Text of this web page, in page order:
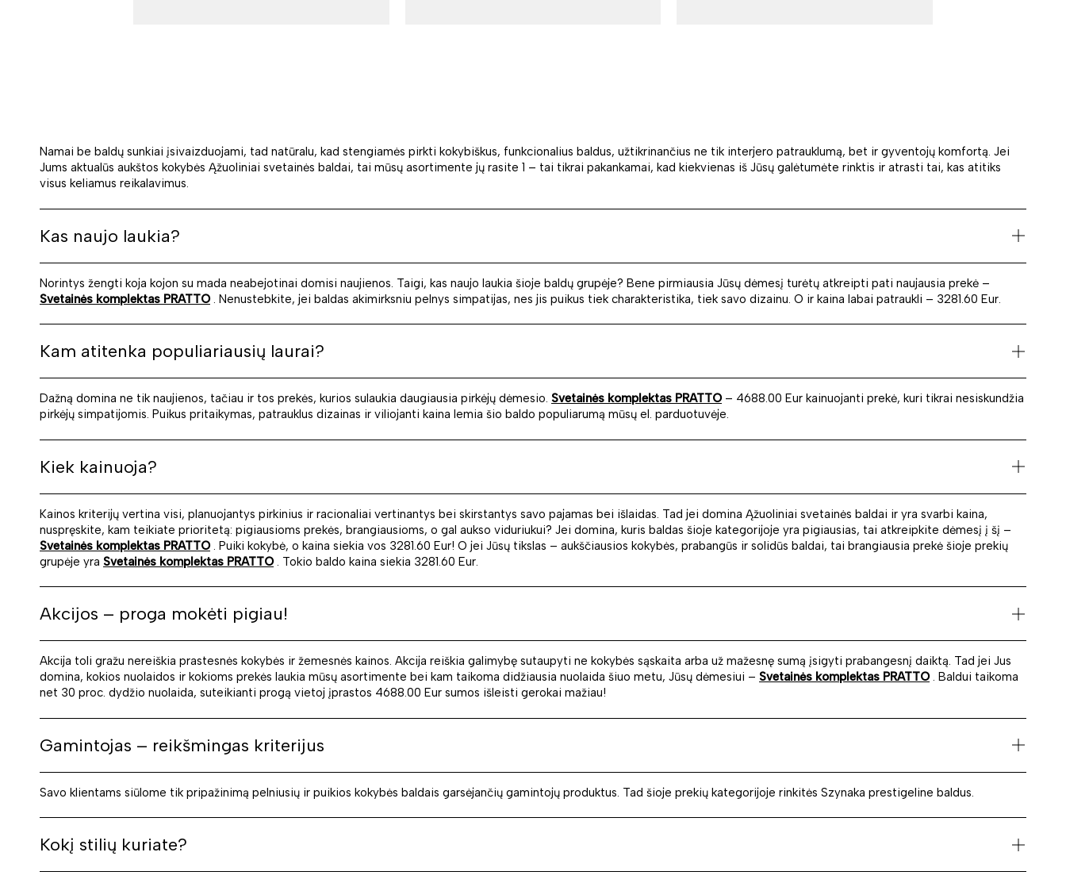
Namai be baldų sunkiai įsivaizduojami, tad natūralu, kad stengiamės pirkti kokybiškus, funkcionalius baldus, užtikrinančius ne tik interjero patrauklumą, bet ir gyventojų komfortą. Jei
Jums aktualūs aukštos kokybės Ąžuoliniai svetainės baldai, tai mūsų asortimente jų rasite 1 – tai tikrai pakankamai, kad kiekvienas iš Jūsų galėtumėte rinktis ir atrasti tai, kas atitiks
visus keliamus reikalavimus.
Kas naujo laukia?
Norintys žengti koja kojon su mada neabejotinai domisi naujienos. Taigi, kas naujo laukia šioje baldų grupėje? Bene pirmiausia Jūsų dėmesį turėtų atkreipti pati naujausia prekė –
Svetainės komplektas PRATTO. Nenustebkite, jei baldas akimirksniu pelnys simpatijas, nes jis puikus tiek charakteristika, tiek savo dizainu. O ir kaina labai patraukli – 3281.60 Eur.
Kam atitenka populiariausių laurai?
Dažną domina ne tik naujienos, tačiau ir tos prekės, kurios sulaukia daugiausia pirkėjų dėmesio. Svetainės komplektas PRATTO– 4688.00 Eur kainuojanti prekė, kuri tikrai nesiskundžia
pirkėjų simpatijomis. Puikus pritaikymas, patrauklus dizainas ir viliojanti kaina lemia šio baldo populiarumą mūsų el. parduotuvėje.
Kiek kainuoja?
Kainos kriterijų vertina visi, planuojantys pirkinius ir racionaliai vertinantys bei skirstantys savo pajamas bei išlaidas. Tad jei domina Ąžuoliniai svetainės baldai ir yra svarbi kaina,
nuspręskite, kam teikiate prioritetą: pigiausioms prekės, brangiausioms, o gal aukso viduriukui? Jei domina, kuris baldas šioje kategorijoje yra pigiausias, tai atkreipkite dėmesį į šį –
Svetainės komplektas PRATTO. Puiki kokybė, o kaina siekia vos 3281.60 Eur! O jei Jūsų tikslas – aukščiausios kokybės, prabangūs ir solidūs baldai, tai brangiausia prekė šioje prekių
grupėje yra Svetainės komplektas PRATTO. Tokio baldo kaina siekia 3281.60 Eur.
Akcijos – proga mokėti pigiau!
Akcija toli gražu nereiškia prastesnės kokybės ir žemesnės kainos. Akcija reiškia galimybę sutaupyti ne kokybės sąskaita arba už mažesnę sumą įsigyti prabangesnį daiktą. Tad jei Jus
domina, kokios nuolaidos ir kokioms prekės laukia mūsų asortimente bei kam taikoma didžiausia nuolaida šiuo metu, Jūsų dėmesiui – Svetainės komplektas PRATTO. Baldui taikoma
net 30 proc. dydžio nuolaida, suteikianti progą vietoj įprastos 4688.00 Eur sumos išleisti gerokai mažiau!
Gamintojas – reikšmingas kriterijus
Savo klientams siūlome tik pripažinimą pelniusių ir puikios kokybės baldais garsėjančių gamintojų produktus. Tad šioje prekių kategorijoje rinkitės Szynaka prestigeline baldus.
Kokį stilių kuriate?